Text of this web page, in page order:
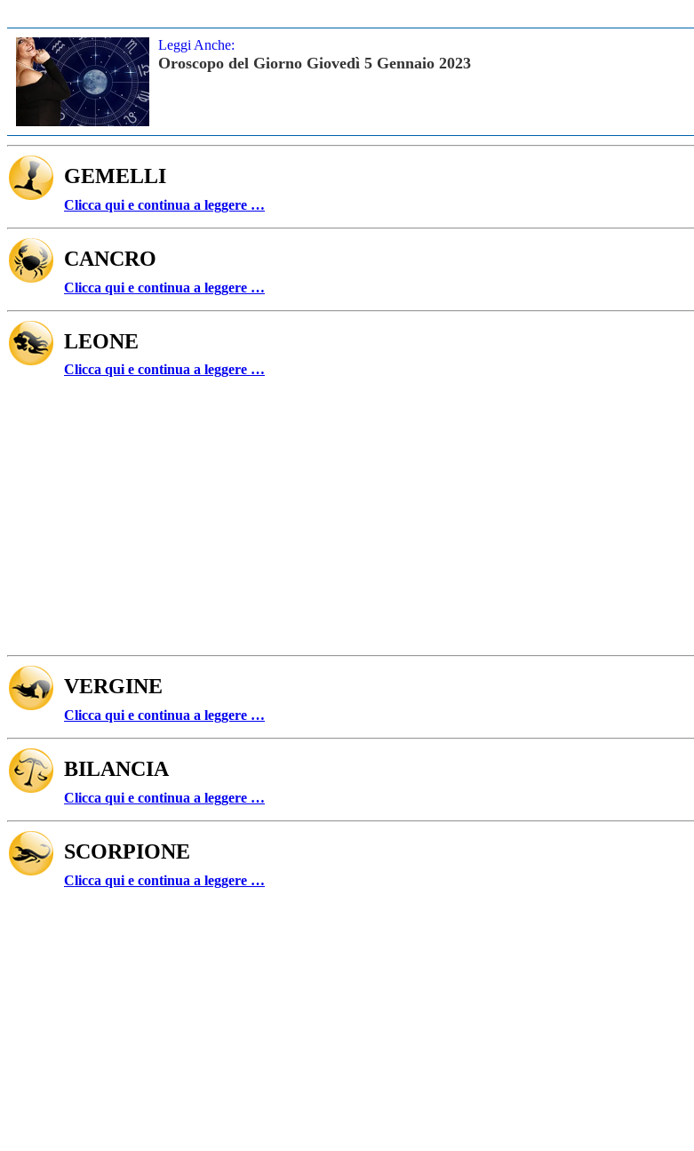
Leggi Anche:
Oroscopo del Giorno Giovedì 5 Gennaio 2023
GEMELLI
Clicca qui e continua a leggere …
CANCRO
Clicca qui e continua a leggere …
LEONE
Clicca qui e continua a leggere …
VERGINE
Clicca qui e continua a leggere …
BILANCIA
Clicca qui e continua a leggere …
SCORPIONE
Clicca qui e continua a leggere …